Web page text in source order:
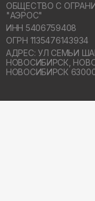
ОБЩЕСТВО С
"АЭРОС"
ИНН 5406759408
ОГРН 1135476143934
АДРЕС: УЛ СЕМЬИ
НОВОСИБИРСК,
НОВОСИБИРСК